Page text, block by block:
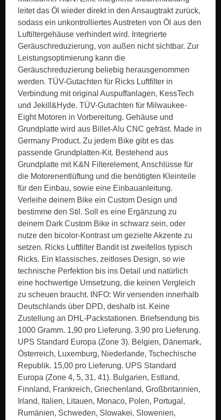
leitet das Öl wieder direkt in den Ansaugtrakt zurück,
sodass ein unkontrolliertes Austreten von Öl aus den
Luftiltergehäuse verhindert wird. Integrierte
Geräuschreduzierung, von außen nicht sichtbar. Zur
Leistungsoptimierung kann die
Geräuschreduzierung beliebig herausgenommen
werden. TÜV-Gutachten für Ricks Luftfilter in
Verbindung mit original Auspuffanlagen, KessTech
und Jekill&Hyde. TÜV-Gutachten für Milwaukee-
Eight Motoren in Vorbereitung. Gehäuse und
Grundplatte wird aus Billet-Alu CNC gefräst. Made in
Germany Product. Zu jedem Bike gibt es das
passende Grundplatten-Kit. Bestehend aus
Grundplatte mit K&N Filterelement, Anschlüsse für
die Motorenentlüftung und die benötigten Kleinteile
für den Einbau, sowie eine Einbauanleitung.
Verleihe deinem Bike ein Custom Design und
bestimme den Stil. Soll es eine Ergänzung zu
deinem Dark Custom Bike in schwarz sein, oder
nutze den bicolor-Kontrast um gezielte Akzente zu
setzen. Ricks Luftfilter Bandit ist zweifellos typisch
Ricks. Ein klassisches, zeitloses Design, so wie
technische Perfektion bis ins Detail und natürlich
eine hochwertige Umsetzung, die keinen Vergleich
zu scheuen braucht. INFO: Wir versenden innerhalb
Deutschlands über DPD, deshalb ist. Keine
Zustellung an DHL-Packstationen. Briefsendung bis
1000 Gramm. 1,90 pro Lieferung. 3,90 pro Lieferung.
UPS Standard Europa (Zone 3). Belgien, Dänemark,
Österreich, Luxemburg, Niederlande, Tschechische
Republik. 15,00 pro Lieferung. UPS Standard
Europa (Zone 4, 5, 31, 41). Bulgarien, Estland,
Finnland, Frankreich, Griechenland, Großbritannien,
Irland, Italien, Litauen, Monaco, Polen, Portugal,
Rumänien, Schweden, Slowakei, Slowenien,